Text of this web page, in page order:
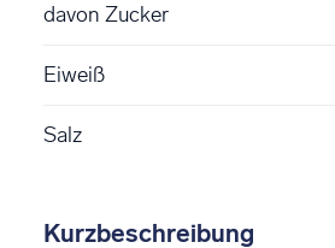
davon Zucker
Eiweiß
Salz
Kurzbeschreibung